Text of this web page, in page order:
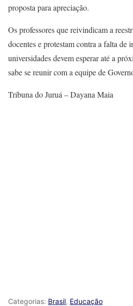
proposta para apreciação.
Os professores que reivindicam a
docentes e protestam contra a falta de
universidades devem esperar até a
sabe se reunir com a equipe de
Tribuna do Juruá – Dayana Maia
Categorias: Brasil, Educação